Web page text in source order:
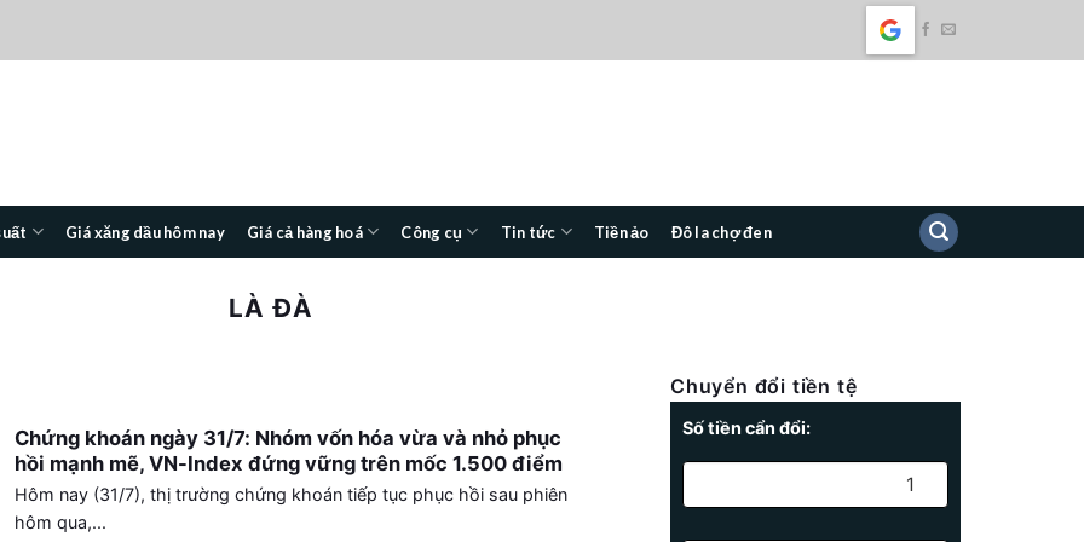
Giá xăng dầu hôm nay Giá cả hàng hoá Công cụ Tin tức Tiền ảo Đô la chợ đen
LÀ ĐÀ
Chứng khoán ngày 31/7: Nhóm vốn hóa vừa và nhỏ phục
hồi mạnh mẽ, VN-Index đứng vững trên mốc 1.500 điểm
Hôm nay (31/7), thị trường chứng khoán tiếp tục phục hồi sau phiên
hôm qua,...
Chuyển đổi tiền tệ
Số tiền cẩn đổi: